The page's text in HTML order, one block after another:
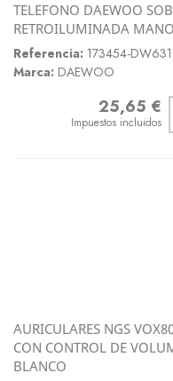
TELEFONO DAEWOO
RETROILUMINADA
Referencia: 173454-
Marca: DAEWOO
Precio25,65 €
Impuestos incluidos
AURICULARES NGS
CON CONTROL DE
BLANCO